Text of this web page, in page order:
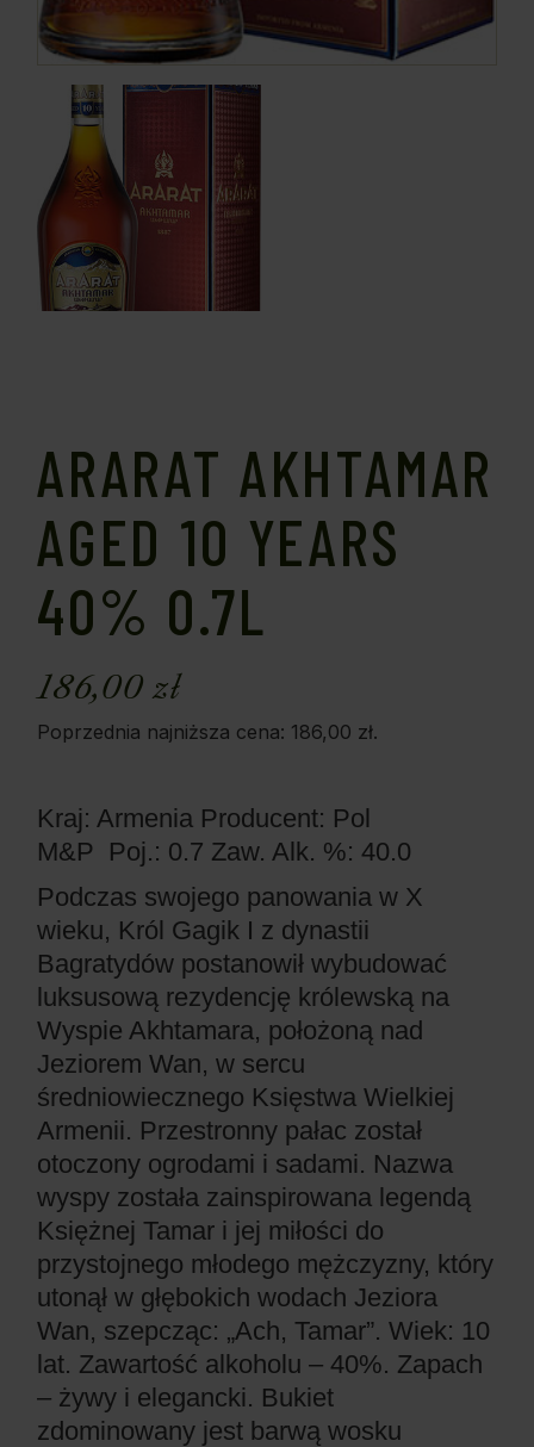
ARARAT AKHTAMAR
AGED 10 YEARS
40% 0.7L
186,00zł
Poprzednia najniższa cena: 186,00 zł.
Kraj: Armenia Producent: Pol
M&P Poj.: 0.7 Zaw. Alk. %: 40.0
Podczas swojego panowania w X
wieku, Król Gagik I z dynastii
Bagratydów postanowił wybudować
luksusową rezydencję królewską na
Wyspie Akhtamara, położoną nad
Jeziorem Wan, w sercu
średniowiecznego Księstwa Wielkiej
Armenii. Przestronny pałac został
otoczony ogrodami i sadami. Nazwa
wyspy została zainspirowana legendą
Księżnej Tamar i jej miłości do
przystojnego młodego mężczyzny, który
utonął w głębokich wodach Jeziora
Wan, szepcząc: „Ach, Tamar”. Wiek: 10
lat. Zawartość alkoholu – 40%. Zapach
– żywy i elegancki. Bukiet
zdominowany jest barwą wosku